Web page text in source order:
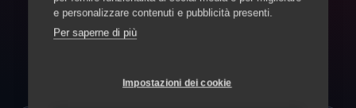
FAQ
Domande frequenti
e personalizzare contenuti e pubblicità presenti.
Per saperne di più
Impostazioni dei cookie